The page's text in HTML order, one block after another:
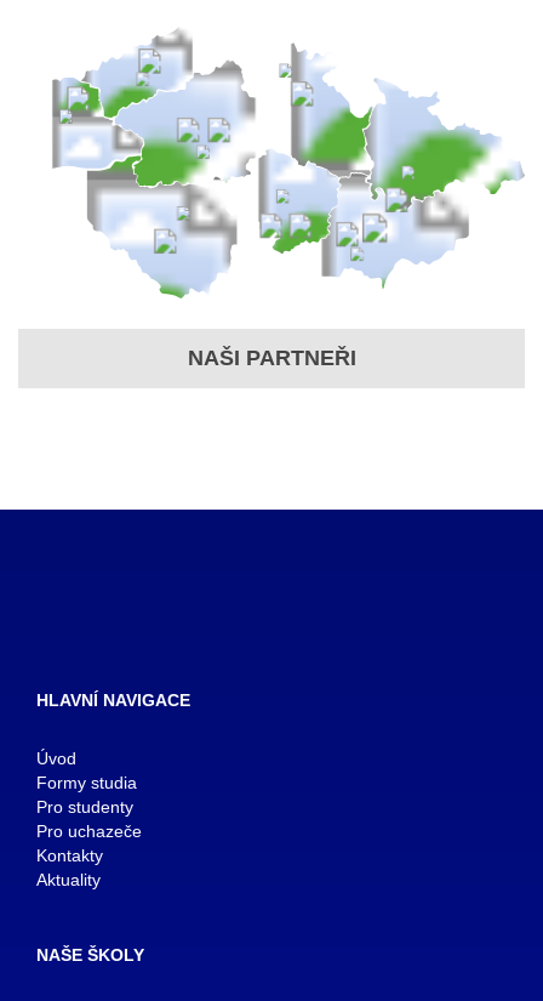
NAŠI PARTNEŘI
HLAVNÍ NAVIGACE
Úvod
Formy studia
Pro studenty
Pro uchazeče
Kontakty
Aktuality
NAŠE ŠKOLY